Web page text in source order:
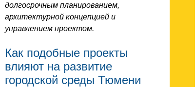
долгосрочным планированием,
архитектурной концепцией и
управлением проектом.
Как подобные проекты
влияют на развитие
городской среды Тюмени